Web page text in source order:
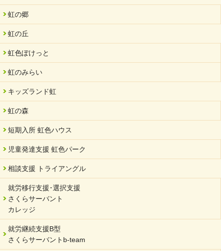
2024/08/01
夏休み学習支援・可茂自悠学舎
2024/07/03
中部学院大学「現代福祉マネジメント」ゲスト講師
2024/04/17
SDGs発表会・研修会
2024/04/05
中学生向けのフリースクール「可茂自悠学舎」開設
2024/04/01
サーバント設立10周年記念【 福祉・医療・教育の連携講演会 】
を開催しました。
2024/02/20
2024/02/02
岐阜県 ワーク・ライフ・バランス推進エクセレント企業認定
2024/01/15
令和6年能登半島地震被災者支援において
2023/12/29
虹の郷
虹の丘
虹色ぽけっと
虹のみらい
キッズランド虹
虹の森
短期入所 虹色ハウス
児童発達支援 虹色パーク
相談支援 トライアングル
就労移行支援･選択支援
さくらサーバント
カレッジ
就労継続支援B型
さくらサーバントb-team